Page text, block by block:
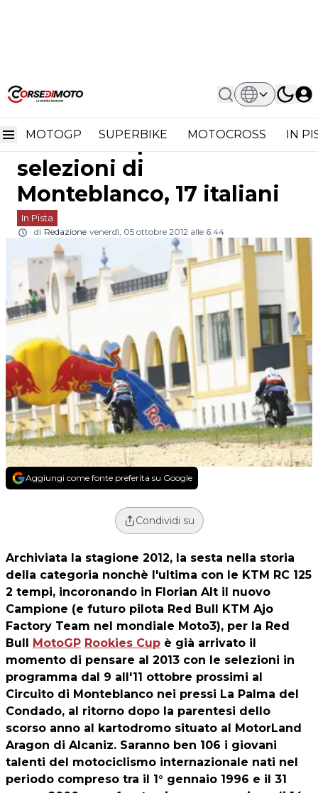
MOTOGP SUPERBIKE MOTOCROSS IN
Home In Pista
Red Bull Rookies Cup: 106 Talenti Per
Red Bull Rookies Cup:
106 talenti per le
selezioni di
Monteblanco, 17 italiani
In Pista
di Redazione venerdì, 05 ottobre 2012 alle 6:44
Aggiungi come fonte preferita su Google
Condividi su
Archiviata la stagione 2012, la sesta nella storia
della categoria nonchè l'ultima con le KTM RC 125
2 tempi, incoronando in Florian Alt il nuovo
Campione (e futuro pilota Red Bull KTM Ajo
Factory Team nel mondiale Moto3), per la Red
Bull
MotoGP Rookies Cup è già arrivato il
momento di pensare al 2013 con le selezioni in
programma dal 9 all'11 ottobre prossimi al
Circuito di Monteblanco nei pressi La Palma del
Condado, al ritorno dopo la parentesi dello
scorso anno al kartodromo situato al MotorLand
Aragon di Alcaniz. Saranno ben 106 i giovani
talenti del motociclismo internazionale nati nel
periodo compreso tra il 1° gennaio 1996 e il 31